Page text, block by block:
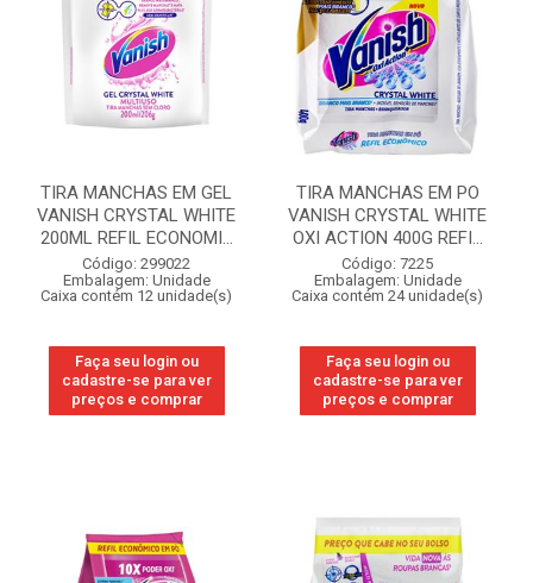
TIRA MANCHAS EM GEL
VANISH CRYSTAL WHITE
200ML REFIL ECONOMI...
Código: 299022
Embalagem: Unidade
Caixa contém 12 unidade(s)
Faça seu login ou
cadastre-se para ver
preços e comprar
TIRA MANCHAS EM PO
VANISH CRYSTAL WHITE
OXI ACTION 400G REFI...
Código: 7225
Embalagem: Unidade
Caixa contém 24 unidade(s)
Faça seu login ou
cadastre-se para ver
preços e comprar